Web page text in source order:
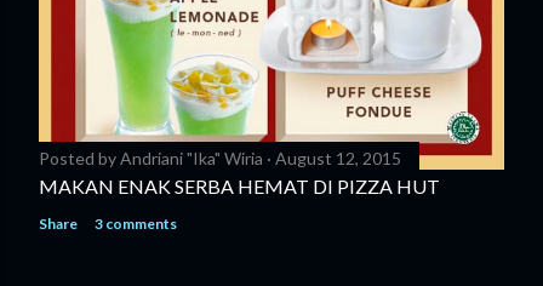
Posted byAndriani "Ika" Wiria August 12, 2015
MAKAN ENAK SERBA HEMAT DI PIZZA HUT
Share 3 comments